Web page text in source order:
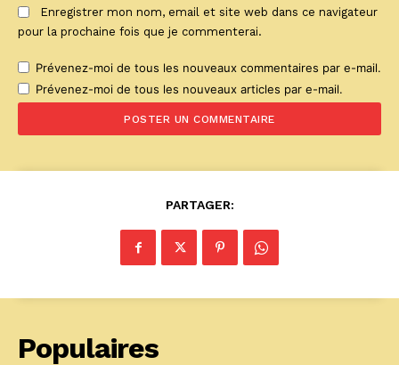
Enregistrer mon nom, email et site web dans ce navigateur
pour la prochaine fois que je commenterai.
Prévenez-moi de tous les nouveaux commentaires par e-mail.
Prévenez-moi de tous les nouveaux articles par e-mail.
PARTAGER:
Populaires